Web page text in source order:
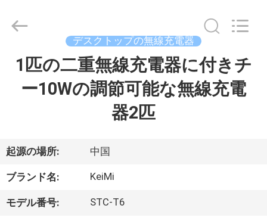
家
ダ
ク
ト
Shenzhen
Sunning
Reserved.
デスクトップの無線充電器
1匹の二重無線充電器に付きチ
ー10Wの調節可能な無線充電
器2匹
起源の場所: 中国
ブランド名: KeiMi
モデル番号: STC-T6